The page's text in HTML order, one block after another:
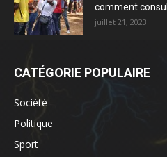
comment
juillet 21, 2023
CATÉGORIE POPULAIRE
Société
Politique
Sport